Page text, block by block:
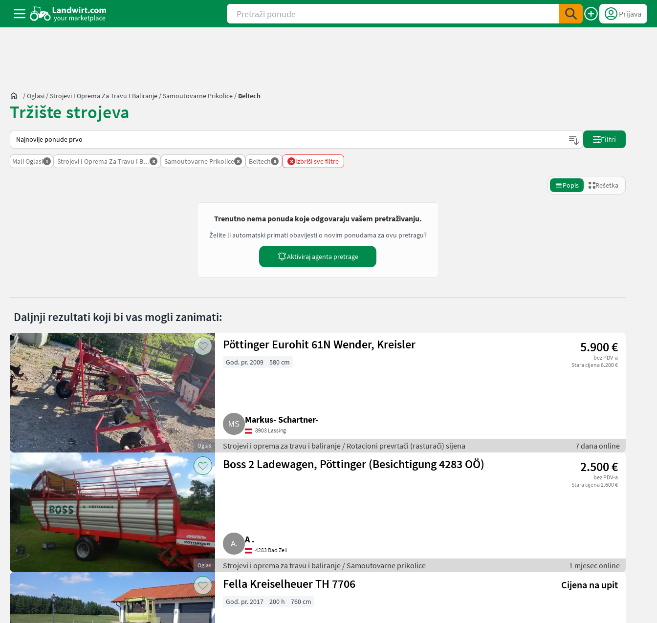
Pretraži ponude
Prijava
/Oglasi /Strojevi I Oprema Za Travu I Baliranje /Samoutovarne Prikolice / Beltech
Tržište strojeva
Tako se sortira na Landwirt.com
Filtri
Mali Oglasi x Strojevi I Oprema Za Travu I Baliranje
x Samoutovarne Prikolice x Beltech x x Izbriši sve filtre
Popis Rešetka
Trenutno nema ponuda koje odgovaraju vašem pretraživanju.
Želite li automatski primati obavijesti o novim ponudama za ovu pretragu?
Aktiviraj agenta pretrage
Daljnji rezultati koji bi vas mogli zanimati:
Oglas
Pöttinger Eurohit 61N Wender, Kreisler 5.900 €
bez PDV-a
Stara cijena 6.200 €
God. pr. 2009 580 cm
Markus- Schartner-
8903 Lassing
Strojevi i oprema za travu i baliranje / Rotacioni prevrtači (rasturači) sijena 7 dana online
Oglas
Boss 2 Ladewagen, Pöttinger (Besichtigung 4283 OÖ) 2.500 €
bez PDV-a
Stara cijena 2.600 €
A .
4283 Bad Zell
Strojevi i oprema za travu i baliranje / Samoutovarne prikolice 1 mjesec online
Fella Kreiselheuer TH 7706 Cijena na upit
God. pr. 2017 200 h 760 cm